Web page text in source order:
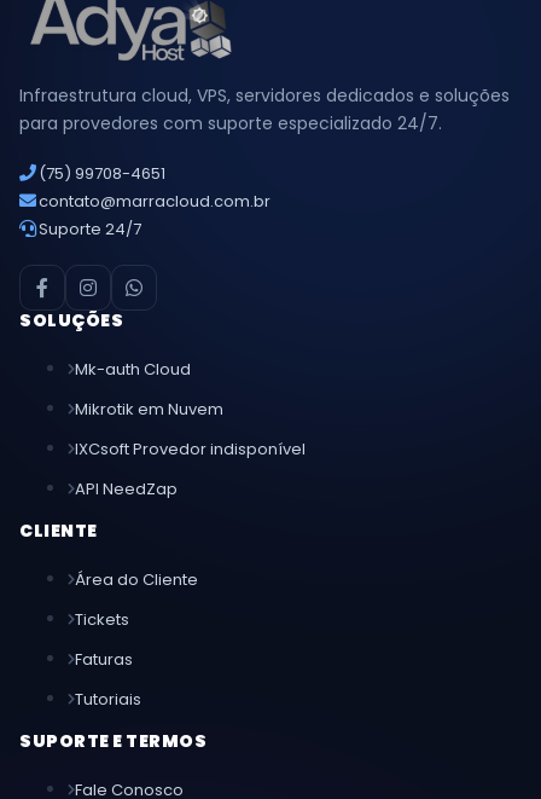
Infraestrutura cloud, VPS, servidores dedicados e soluções
para provedores com suporte especializado 24/7.
(75) 99708-4651
contato@marracloud.com.br
Suporte 24/7
SOLUÇÕES
Mk-auth Cloud
Mikrotik em Nuvem
IXCsoft Provedor indisponível
API NeedZap
CLIENTE
Área do Cliente
Tickets
Faturas
Tutoriais
SUPORTE E TERMOS
Fale Conosco